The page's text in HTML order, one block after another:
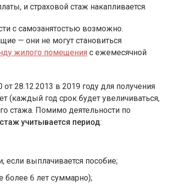
и страховой стаж накапливается.
с самозанятостью возможно.
— они не могут становиться
жилого помещения с ежемесячной
28.12.2013 в 2019 году для получения
(каждый год срок будет увеличиваться,
стажа. Помимо деятельности по
учитывается период:
если выплачивается пособие;
более 6 лет суммарно);